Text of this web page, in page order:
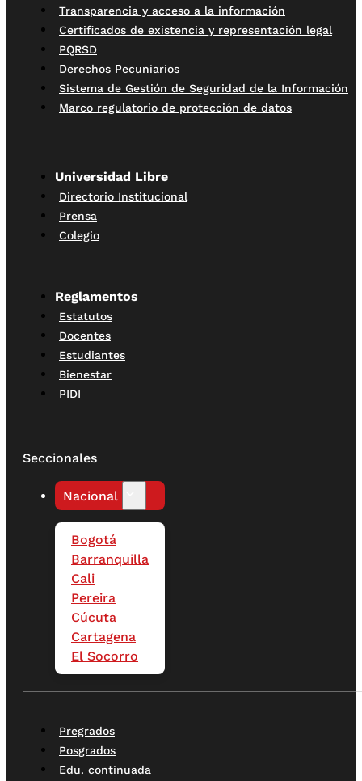
Transparencia y acceso a la información
Certificados de existencia y representación legal
PQRSD
Derechos Pecuniarios
Sistema de Gestión de Seguridad de la Información
Marco regulatorio de protección de datos
Universidad Libre
Directorio Institucional
Prensa
Colegio
Reglamentos
Estatutos
Docentes
Estudiantes
Bienestar
PIDI
Seccionales
Nacional
Bogotá
Barranquilla
Cali
Pereira
Cúcuta
Cartagena
El Socorro
Pregrados
Posgrados
Edu. continuada